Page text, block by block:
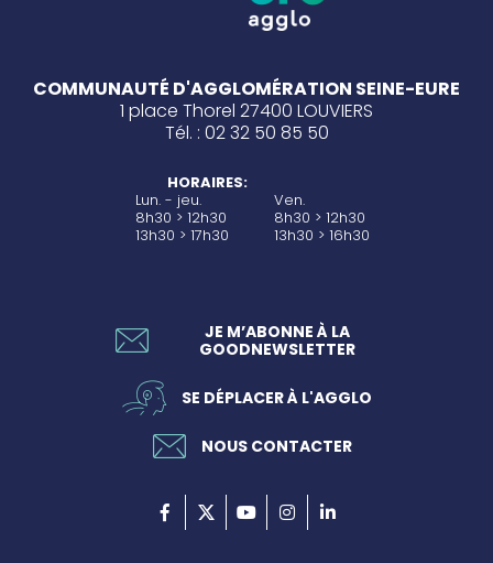
COMMUNAUTÉ D'AGGLOMÉRATION SEINE-EURE
1 place Thorel 27400 LOUVIERS
Tél. : 02 32 50 85 50
HORAIRES:
Lun. - jeu.
8h30 > 12h30
13h30 > 17h30
Ven.
8h30 > 12h30
13h30 > 16h30
JE M’ABONNE À LA
GOODNEWSLETTER
SE DÉPLACER À L'AGGLO
NOUS CONTACTER